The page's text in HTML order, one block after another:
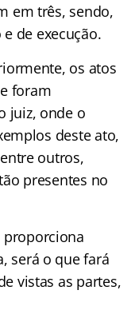
em três, sendo,
de execução.
os atos
foram
juiz, onde o
deste ato,
outros,
presentes no
proporciona
será o que fará
vistas as partes,